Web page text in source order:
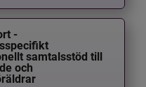
-
samtalsstöd till
och